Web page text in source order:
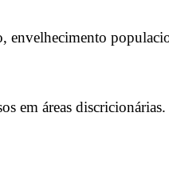
envelhecimento
em áreas